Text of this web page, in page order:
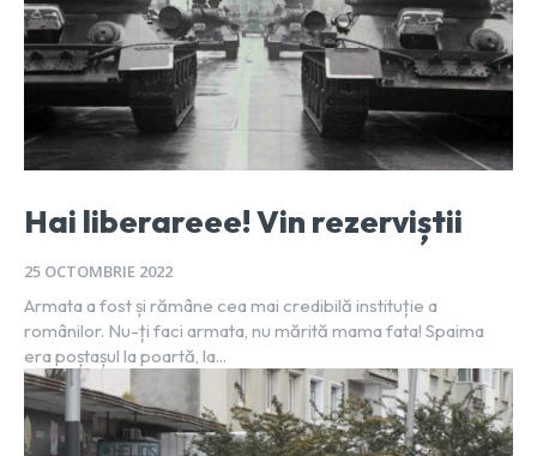
Hai liberareee! Vin rezerviștii
25 OCTOMBRIE 2022
Armata a fost și rămâne cea mai credibilă instituție a
românilor. Nu-ți faci armata, nu mărită mama fata! Spaima
era poștașul la poartă, la...